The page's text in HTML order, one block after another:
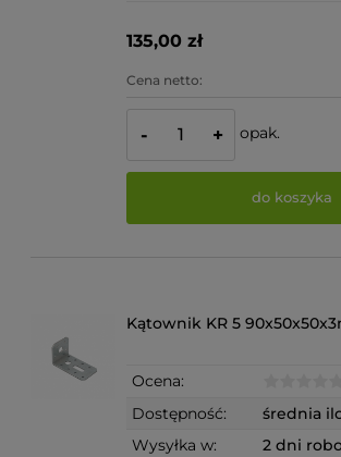
135,00 zł
Cena netto:
- + opak.
do koszyka
Kątownik KR 5
Ocena:
Dostępność:
średnia
Wysyłka w:
2 dni